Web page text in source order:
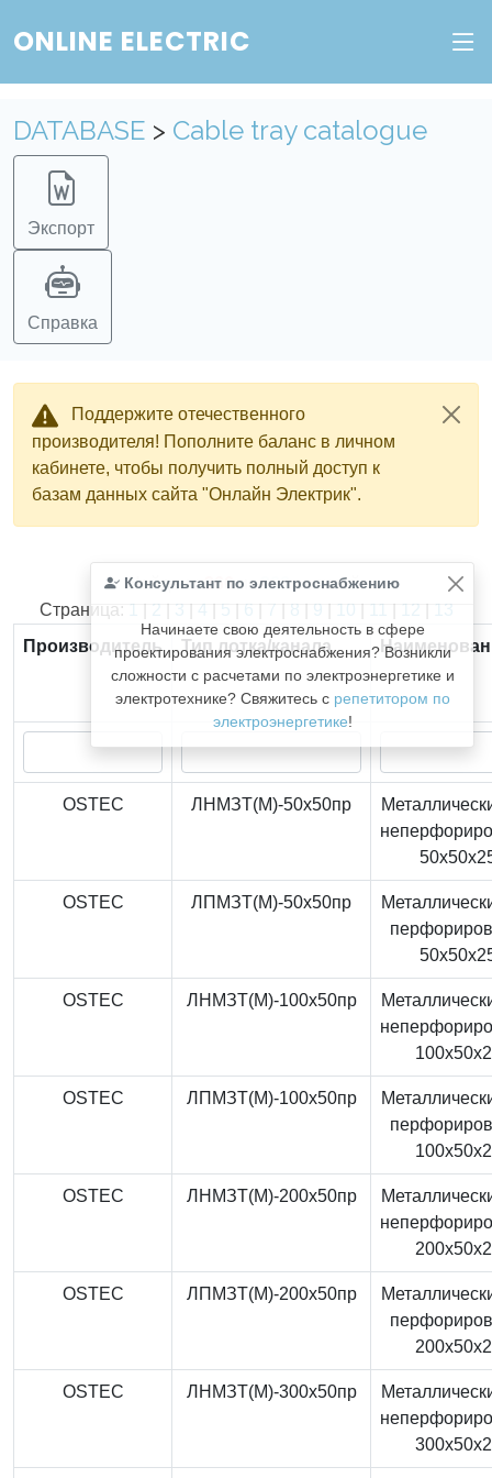
ONLINE ELECTRIC
DATABASE > Cable tray catalogue
Экспорт
Справка
Поддержите отечественного
производителя! Пополните баланс в личном
кабинете, чтобы получить полный доступ к
базам данных сайта "Онлайн Электрик".
Консультант по электроснабжению
Начинаете свою деятельность в сфере
проектирования электроснабжения? Возникли
сложности с расчетами по электроэнергетике и
электротехнике? Свяжитесь с репетитором по
электроэнергетике!
Найдено366из366записей.
Страница: 1 | 2 | 3 | 4 | 5 | 6 | 7 | 8 | 9 | 10 | 11 | 12 | 13
Производитель
Тип лотка/канала
OSTEC ЛНМЗТ(М)-50x50пр
OSTEC ЛПМЗТ(М)-50x50пр
OSTEC ЛНМЗТ(М)-100x50пр
OSTEC ЛПМЗТ(М)-100x50пр
OSTEC ЛНМЗТ(М)-200x50пр
OSTEC ЛПМЗТ(М)-200x50пр
OSTEC ЛНМЗТ(М)-300x50пр